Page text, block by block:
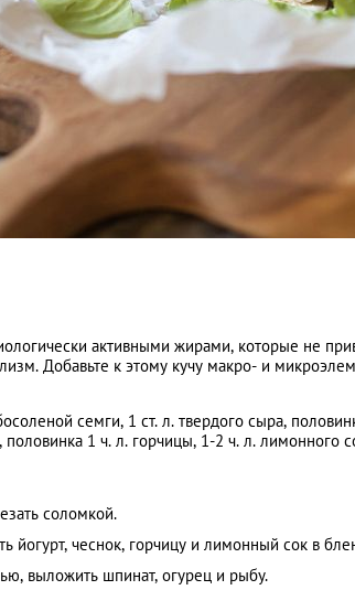
активными жирами, которые не
Добавьте к этому кучу макро- и
семги, 1 ст. л. твердого сыра,
половинка 1 ч. л. горчицы, 1-2 ч. л. лимонного
соломкой.
йогурт, чеснок, горчицу и лимонный сок в
выложить шпинат, огурец и рыбу.